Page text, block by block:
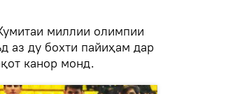
миллии олимпии
аз ду бохти пайиҳам дар
канор монд.